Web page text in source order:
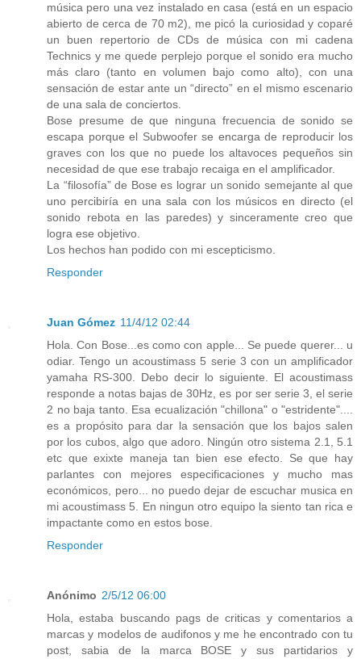
música pero una vez instalado en casa (está en un espacio
abierto de cerca de 70 m2), me picó la curiosidad y coparé
un buen repertorio de CDs de música con mi cadena
Technics y me quede perplejo porque el sonido era mucho
más claro (tanto en volumen bajo como alto), con una
sensación de estar ante un “directo” en el mismo escenario
de una sala de conciertos.
Bose presume de que ninguna frecuencia de sonido se
escapa porque el Subwoofer se encarga de reproducir los
graves con los que no puede los altavoces pequeños sin
necesidad de que ese trabajo recaiga en el amplificador.
La “filosofía” de Bose es lograr un sonido semejante al que
uno percibiría en una sala con los músicos en directo (el
sonido rebota en las paredes) y sinceramente creo que
logra ese objetivo.
Los hechos han podido con mi escepticismo.
Responder
Juan Gómez 11/4/12 02:44
Hola. Con Bose...es como con apple... Se puede querer... u
odiar. Tengo un acoustimass 5 serie 3 con un amplificador
yamaha RS-300. Debo decir lo siguiente. El acoustimass
responde a notas bajas de 30Hz, es por ser serie 3, el serie
2 no baja tanto. Esa ecualización "chillona" o "estridente"....
es a propósito para dar la sensación que los bajos salen
por los cubos, algo que adoro. Ningún otro sistema 2.1, 5.1
etc que exixte maneja tan bien ese efecto. Se que hay
parlantes con mejores especificaciones y mucho mas
económicos, pero... no puedo dejar de escuchar musica en
mi acoustimass 5. En ningun otro equipo la siento tan rica e
impactante como en estos bose.
Responder
Anónimo 2/5/12 06:00
Hola, estaba buscando pags de criticas y comentarios a
marcas y modelos de audifonos y me he encontrado con tu
post, sabia de la marca BOSE y sus partidarios y